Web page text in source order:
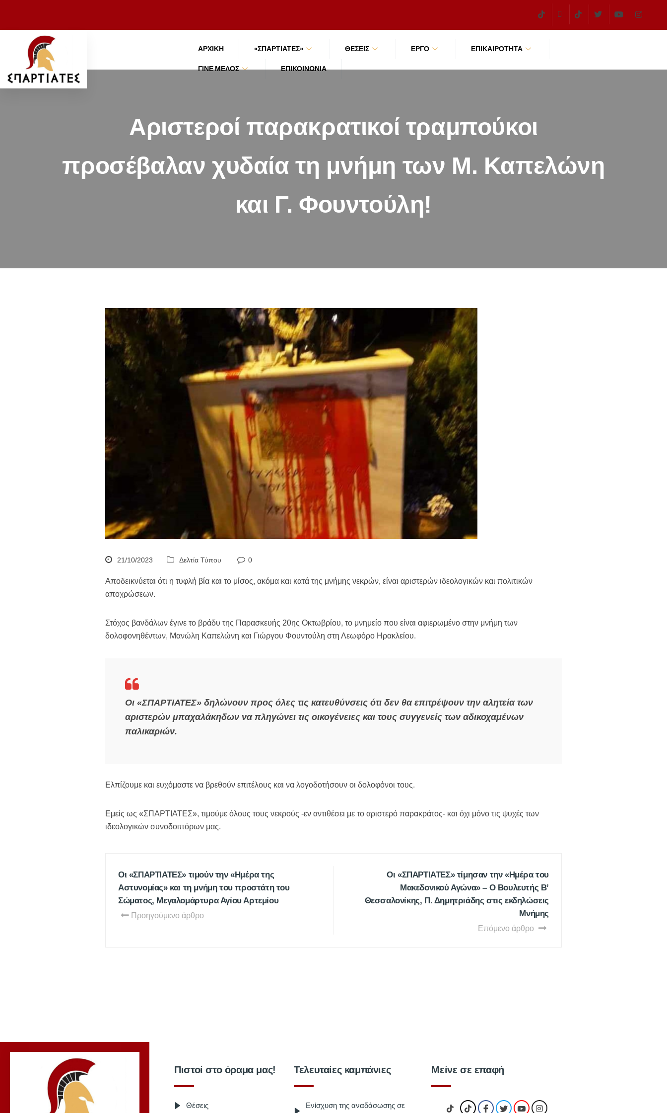
ΑΡΧΙΚΉ «ΣΠΑΡΤΙΑΤΕΣ» ΘΕΣΕΙΣ ΕΡΓΟ
ΕΠΙΚΑΙΡΌΤΗΤΑ
ΓΊΝΕ ΜΈΛΟΣ
ΕΠΙΚΟΙΝΩΝΊΑ
Αριστεροί παρακρατικοί τραμπούκοι
προσέβαλαν χυδαία τη μνήμη των Μ. Καπελώνη
και Γ. Φουντούλη!
21/10/2023 Δελτία Τύπου 0
Αποδεικνύεται ότι η τυφλή βία και το μίσος, ακόμα και κατά της μνήμης νεκρών, είναι αριστερών ιδεολογικών και πολιτικών
αποχρώσεων.
Στόχος βανδάλων έγινε το βράδυ της Παρασκευής 20ης Οκτωβρίου, το μνημείο που είναι αφιερωμένο στην μνήμη των
δολοφονηθέντων, Μανώλη Καπελώνη και Γιώργου Φουντούλη στη Λεωφόρο Ηρακλείου.
Οι «ΣΠΑΡΤΙΑΤΕΣ» δηλώνουν προς όλες τις κατευθύνσεις ότι δεν θα επιτρέψουν την αλητεία των
αριστερών μπαχαλάκηδων να πληγώνει τις οικογένειες και τους συγγενείς των αδικοχαμένων
παλικαριών.
Ελπίζουμε και ευχόμαστε να βρεθούν επιτέλους και να λογοδοτήσουν οι δολοφόνοι τους.
Εμείς ως «ΣΠΑΡΤΙΑΤΕΣ», τιμούμε όλους τους νεκρούς -εν αντιθέσει με το αριστερό παρακράτος- και όχι μόνο τις ψυχές των
ιδεολογικών συνοδοιπόρων μας.
Οι «ΣΠΑΡΤΙΑΤΕΣ» τιμούν την «Ημέρα της
Αστυνομίας» και τη μνήμη του προστάτη του
Σώματος, Μεγαλομάρτυρα Αγίου Αρτεμίου
Προηγούμενο άρθρο
Οι «ΣΠΑΡΤΙΑΤΕΣ» τίμησαν την «Ημέρα του
Μακεδονικού Αγώνα» – Ο Βουλευτής Β’
Θεσσαλονίκης, Π. Δημητριάδης στις εκδηλώσεις
Μνήμης
Επόμενο άρθρο
Πιστοί στο όραμα μας!
Θέσεις
Τελευταίες καμπάνιες
Ενίσχυση της αναδάσωσης σε
Μείνε σε επαφή